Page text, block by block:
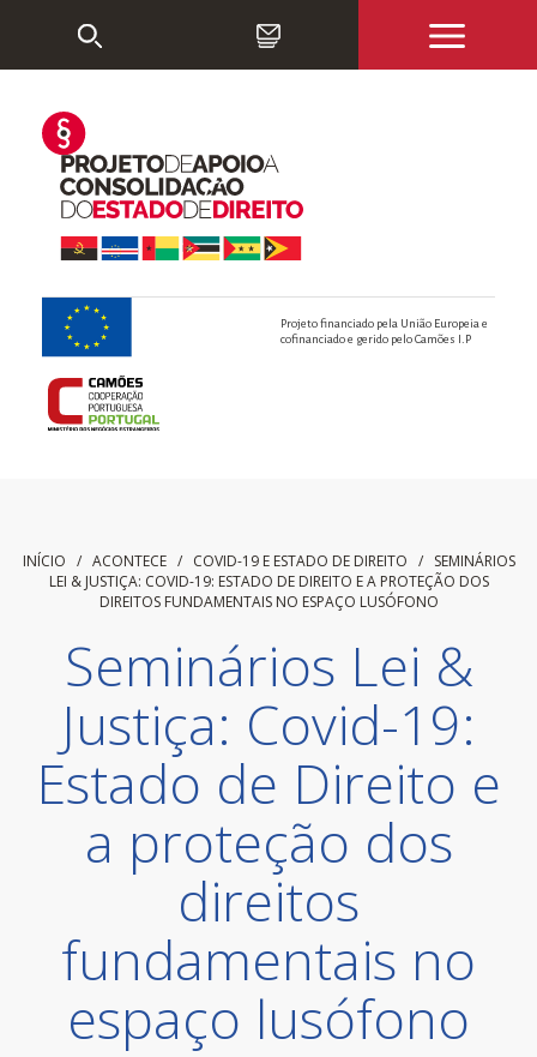
Projeto financiado pela União Europeia e
cofinanciado e gerido pelo Camões I.P
INÍCIO / ACONTECE / COVID-19 E ESTADO DE DIREITO / SEMINÁRIOS
LEI & JUSTIÇA: COVID-19: ESTADO DE DIREITO E A PROTEÇÃO DOS
DIREITOS FUNDAMENTAIS NO ESPAÇO LUSÓFONO
Seminários Lei &
Justiça: Covid-19:
Estado de Direito e
a proteção dos
direitos
fundamentais no
espaço lusófono